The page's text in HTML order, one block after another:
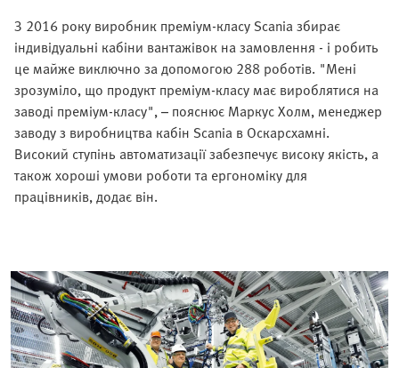
З 2016 року виробник преміум-класу Scania збирає
індивідуальні кабіни вантажівок на замовлення - і робить
це майже виключно за допомогою 288 роботів. "Мені
зрозуміло, що продукт преміум-класу має вироблятися на
заводі преміум-класу", – пояснює Маркус Холм, менеджер
заводу з виробництва кабін Scania в Оскарсхамні.
Високий ступінь автоматизації забезпечує високу якість, а
також хороші умови роботи та ергономіку для
працівників, додає він.